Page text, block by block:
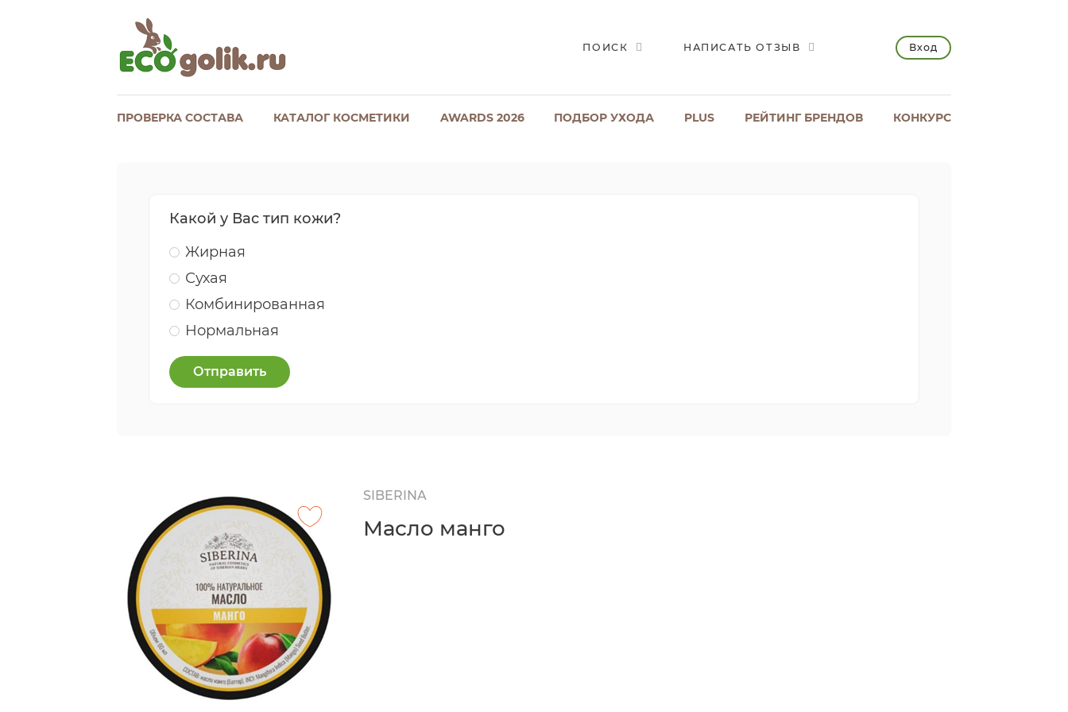
ПОИСК НАПИСАТЬ ОТЗЫВ Вход
ПРОВЕРКА СОСТАВА КАТАЛОГ КОСМЕТИКИ AWARDS 2026 ПОДБОР УХОДА PLUS РЕЙТИНГ БРЕНДОВ КОНКУРС
Какой у Вас тип кожи?
Жирная
Сухая
Комбинированная
Нормальная
Отправить
SIBERINA
Масло манго